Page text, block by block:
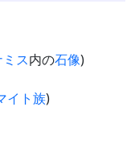
ス内の石像)
イト族)